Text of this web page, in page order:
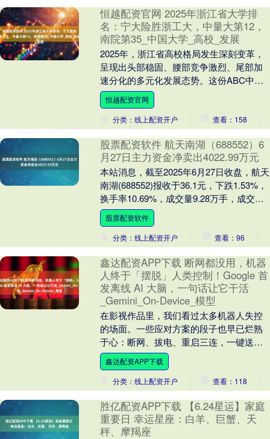
恒越配资官网 2025年浙江省大学排
名：宁大险胜浙工大，中量大第12，
南院第35_中国大学_高校_发展
2025年，浙江省高校格局发生深刻变革，
呈现出头部稳固、腰部竞争激烈、尾部加
速分化的多元化发展态势。这份ABC中国
大学排行榜揭示了这一趋势：浙江大学以
全国第三的....
恒越配资官网
分类：线上配资开户
查看：158
股票配资软件 航天南湖（688552）6
月27日主力资金净卖出4022.99万元
本站消息，截至2025年6月27日收盘，航天
南湖(688552)报收于36.1元，下跌1.53%，
换手率10.69%，成交量9.28万手，成交额
3.39亿元。 ....
股票配资软件
分类：线上配资开户
查看：96
鑫达配资APP下载 断网都没用，机器
人终于「摆脱」人类控制！Google 首
发离线 AI 大脑，一句话让它干活
_Gemini_On-Device_模型
在影视作品里，我们看过太多机器人失控
的场面。一些应对方案的段子也早已烂熟
于心：断网、拔电、重启三连，一键送它
回炉重造。 但现在，这一套流程可能不太
管用了。 今天....
鑫达配资APP下载
分类：线上配资开户
查看：118
胜亿配资APP下载 【6.24星运】家庭
重要日 幸运星座：白羊、巨蟹、天
秤、摩羯座